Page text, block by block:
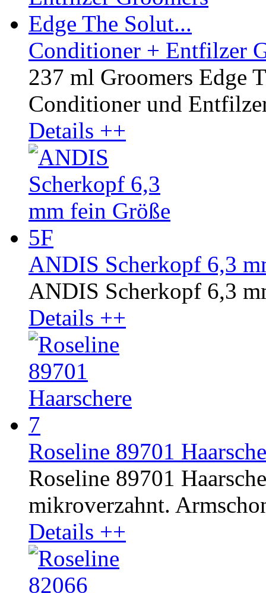
Conditioner + Entfilzer
237 ml Groomers Edge
Conditioner und
Details ++
ANDIS Scherkopf 6,3
ANDIS Scherkopf 6,3
Details ++
Roseline 89701
Roseline 89701
mikroverzahnt.
Details ++